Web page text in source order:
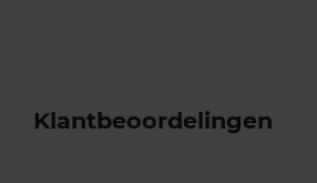
Klantbeoordelingen